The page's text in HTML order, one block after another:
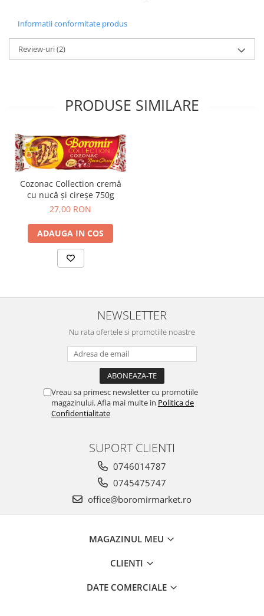
Informatii conformitate produs
Review-uri(2)
PRODUSE SIMILARE
Cozonac Collection cremă
cu nucă și cireșe 750g
27,00 RON
ADAUGA IN COS
NEWSLETTER
Nu rata ofertele si promotiile noastre
Vreau sa primesc newsletter cu promotiile
magazinului. Afla mai multe in Politica de
Confidentialitate
SUPORT CLIENTI
0746014787
0745475747
office@boromirmarket.ro
MAGAZINUL MEU
CLIENTI
DATE COMERCIALE